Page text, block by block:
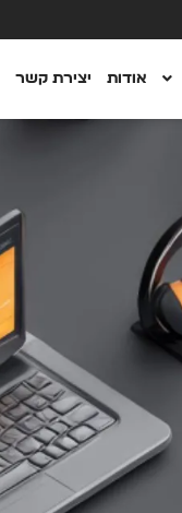
אודות יצירת קשר